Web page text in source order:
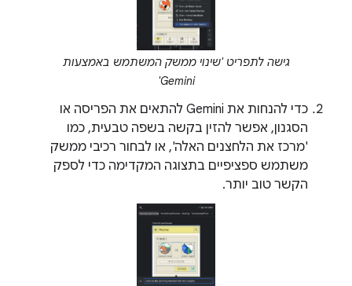
גישה לתפריט 'שינוי ממשק המשתמש באמצעות
Gemini'
כדי להנחות את Gemini להתאים את הפריסה או
הסגנון, אפשר להזין בקשה בשפה טבעית, כמו
'מרכז את הלחצנים האלה', או לבחור רכיבי ממשק
משתמש ספציפיים בתצוגה המקדימה כדי לספק
הקשר טוב יותר.